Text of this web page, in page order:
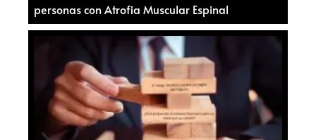
personas con Atrofia Muscular Espinal